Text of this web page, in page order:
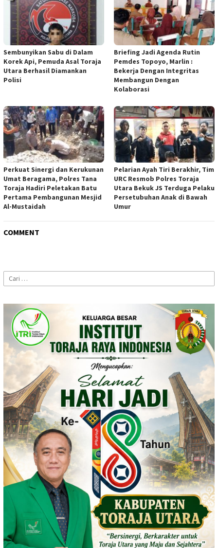
Sembunyikan Sabu di Dalam
Korek Api, Pemuda Asal Toraja
Utara Berhasil Diamankan
Polisi
Briefing Jadi Agenda Rutin
Pemdes Topoyo, Marlin :
Bekerja Dengan Integritas
Membangun Dengan
Kolaborasi
Perkuat Sinergi dan Kerukunan
Umat Beragama, Polres Tana
Toraja Hadiri Peletakan Batu
Pertama Pembangunan Mesjid
Al-Mustaidah
Pelarian Ayah Tiri Berakhir, Tim
URC Resmob Polres Toraja
Utara Bekuk JS Terduga Pelaku
Persetubuhan Anak di Bawah
Umur
COMMENT
Cari
untuk: